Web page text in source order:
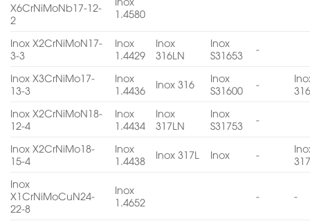
X6CrNiMoNb17-12-
2
1.4580
Inox X2CrNiMoN17-
3-3
Inox
1.4429
Inox
316LN
Inox
S31653
-
Inox X3CrNiMo17-
13-3
Inox
1.4436
Inox 316
Inox
S31600
-
Inox X2CrNiMoN18-
12-4
Inox
1.4434
Inox
317LN
Inox
S31753
-
Inox X2CrNiMo18-
15-4
Inox
1.4438
Inox 317L Inox -
Inox
X1CrNiMoCuN24-
22-8
Inox
1.4652
- -